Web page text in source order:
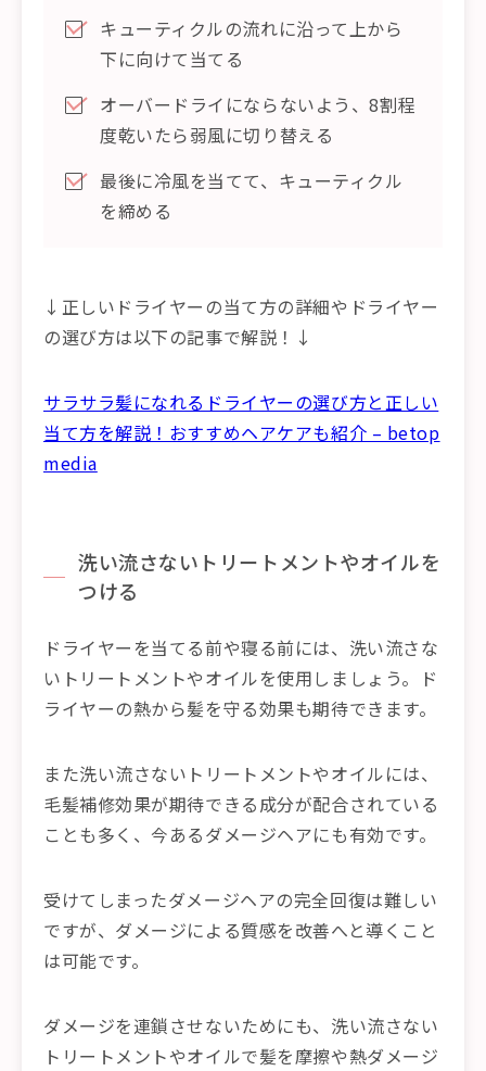
キューティクルの流れに沿って上から
下に向けて当てる
オーバードライにならないよう、8割程
度乾いたら弱風に切り替える
最後に冷風を当てて、キューティクル
を締める
↓正しいドライヤーの当て方の詳細やドライヤー
の選び方は以下の記事で解説！↓
サラサラ髪になれるドライヤーの選び方と正しい
当て方を解説！おすすめヘアケアも紹介 – betop
media
洗い流さないトリートメントやオイルを
つける
ドライヤーを当てる前や寝る前には、洗い流さな
いトリートメントやオイルを使用しましょう。ド
ライヤーの熱から髪を守る効果も期待できます。
また洗い流さないトリートメントやオイルには、
毛髪補修効果が期待できる成分が配合されている
ことも多く、今あるダメージヘアにも有効です。
受けてしまったダメージヘアの完全回復は難しい
ですが、ダメージによる質感を改善へと導くこと
は可能です。
ダメージを連鎖させないためにも、洗い流さない
トリートメントやオイルで髪を摩擦や熱ダメージ